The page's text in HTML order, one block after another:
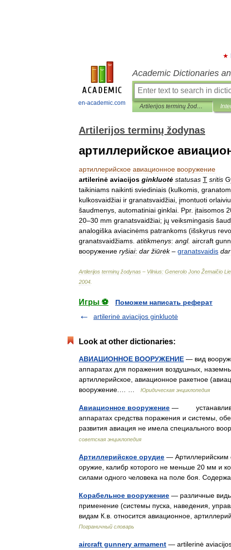
en-academic.com
Academic Dictionaries
Artilerijos terminų žodynas
Artilerijos terminų žodynas
артиллерийское
артиллерийское авиационное вооружение
artilerinė aviacijos ginkluotė statusas T sritis
taikiniams naikinti sviediniais (kulkomis
kulkosvaidžiai ir granatsvaidžiai įmontuoti
šaudmenys automatiniai ginklai Ppr. įtaisomos
20–30 mm granatsvaidžiai; jų veiksmingasis
analogiška aviacinėms patrankoms (išskyrus
granatsvaidžiams atitikmenys: angl. aircraft
вооружение ryšiai: dar žiūrėk– granatsvaidis dar
Artilerijos terminų žodynas – Vilnius: Generolo Jono Žemaičio
2004
Игры ⚽
Поможем написать реферат
artilerinė aviacijos ginkluotė
Look at other dictionaries:
АВИАЦИОННОЕ ВООРУЖЕНИЕ — вид
аппаратах для поражения воздушных,
артиллерийское, авиационное ракетное
вооружение.… …
Юридическая энциклопедия
Авиационное вооружение —
аппаратах средства поражения и системы,
развития авиация не имела специального
советская энциклопедия
Артиллерийское орудие — Артиллерийским
оружие, калибр которого не меньше 20 мм и
силами одного человека на поле боя.
Корабельное вооружение — различные
применение (системы пуска, наведения,
видам К.в. относится авиационное,
Пограничный словарь
aircraft gunnery armament — artilerinė